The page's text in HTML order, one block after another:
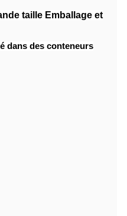
taille Emballage et
dans des conteneurs